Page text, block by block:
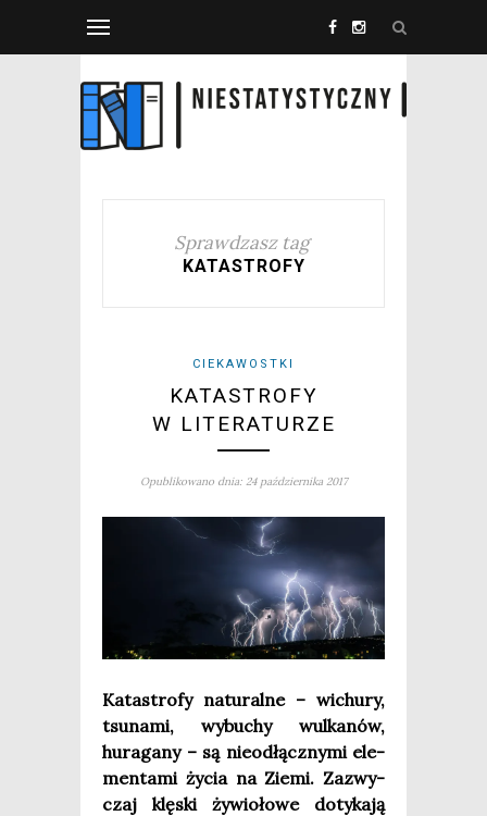
Sprawdzasz tag
KATASTROFY
CIEKAWOSTKI
KATASTROFY
W LITERATURZE
Opublikowano dnia: 24 października 2017
Kata­stro­fy natu­ral­ne – wichu­ry,
tsu­na­mi, wybu­chy wul­ka­nów,
hura­ga­ny – są nie­od­łącz­ny­mi ele­
men­ta­mi życia na Zie­mi. Zazwy­
czaj klę­ski żywio­ło­we doty­ka­ją